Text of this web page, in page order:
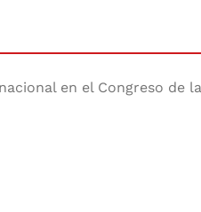
en el Congreso de